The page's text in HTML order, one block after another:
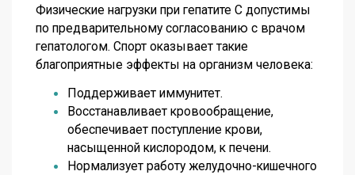
Физические нагрузки при гепатите С допустимы
по предварительному согласованию с врачом
гепатологом. Спорт оказывает такие
благоприятные эффекты на организм человека:
Поддерживает иммунитет.
Восстанавливает кровообращение,
обеспечивает поступление крови,
насыщенной кислородом, к печени.
Нормализует работу желудочно-кишечного